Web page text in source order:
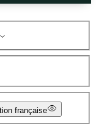
française